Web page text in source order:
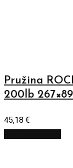
Pružina
200lb 267×89
45,18 €